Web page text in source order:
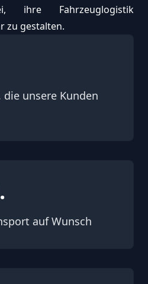
ihre Fahrzeuglogistik
zu gestalten.
unsere Kunden
auf Wunsch